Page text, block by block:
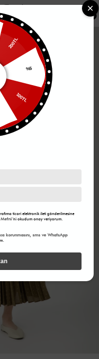
0
200TL
%5
100TL
ticari elektronik ileti gönderilmesine
Metni 'ni okudum onay veriyorum.
korunmasını, sms ve WhatsApp